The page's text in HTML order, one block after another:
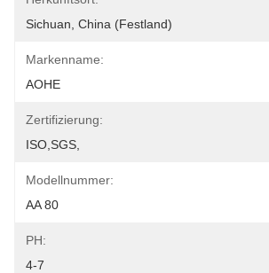
Sichuan, China (Festland)
Markenname:
AOHE
Zertifizierung:
ISO,SGS,
Modellnummer:
AA 80
PH:
4-7